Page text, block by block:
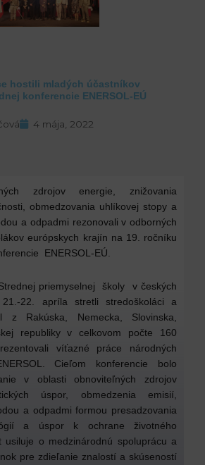
hostili mladých účastníkov
konferencie ENERSOL-EÚ
4 mája, 2022
zdrojov energie, znižovania
obmedzovania uhlíkovej stopy a
a odpadmi rezonovali v odborných
európskych krajín na 19. ročníku
ENERSOL-EÚ.
priemyselnej školy v českých
21.-22. apríla stretli stredoškoláci a
z Rakúska, Nemecka, Slovinska,
republiky v celkovom počte 160
víťazné práce národných
Cieľom konferencie bolo
v oblasti obnoviteľných zdrojov
úspor, obmedzenia emisií,
a odpadmi formou presadzovania
a úspor k ochrane životného
usiluje o medzinárodnú spoluprácu a
pre zdieľanie znalostí a skúseností